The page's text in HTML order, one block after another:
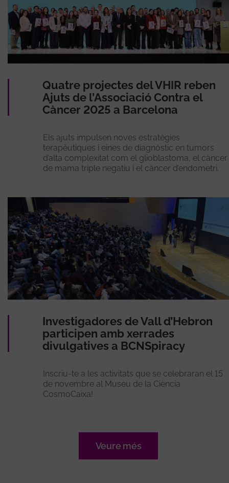
Quatre projectes del VHIR reben
Ajuts de l’Associació Contra el
Càncer 2025 a Barcelona
Els ajuts impulsen noves estratègies
terapèutiques i eines de diagnòstic en tumors
d’alta complexitat com el glioblastoma, el càncer
de mama triple negatiu i el càncer d’endometri.
Investigadores de Vall d’Hebron
participen amb xerrades
divulgatives a BCNSpiracy
Inscriu-te a les activitats que se celebraran el 15
de novembre al Museu de la Ciència
CosmoCaixa!
Veure més